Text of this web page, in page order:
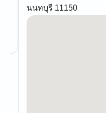
นนทบุรี 11150